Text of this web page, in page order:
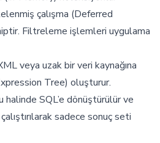
çalışma (Deferred
Filtreleme işlemleri uygulama
veya uzak bir veri kaynağına
Tree) oluşturur.
halinde SQL’e dönüştürülür ve
sadece sonuç seti